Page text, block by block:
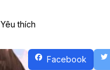
Yêu thích
Facebook